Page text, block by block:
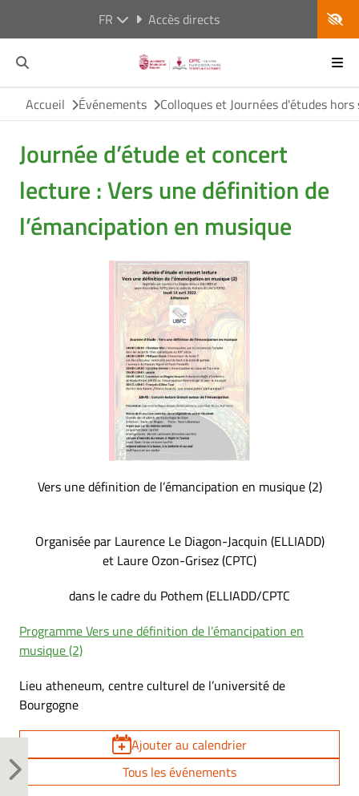
FR Accès directs
Accueil Événements Colloques et Journées d'études
Journée d’étude et concert
lecture : Vers une définition de
l’émancipation en musique
Vers une définition de l’émancipation en musique (2)
Organisée par Laurence Le Diagon-Jacquin (ELLIADD)
et Laure Ozon-Grisez (CPTC)
dans le cadre du Pothem (ELLIADD/CPTC
Programme Vers une définition de l’émancipation en
musique (2)
Lieu atheneum, centre culturel de l’université de
Bourgogne
Ajouter au calendrier
Tous les événements